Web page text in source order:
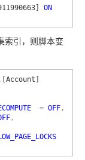
索引，则脚本变
.
= OFF